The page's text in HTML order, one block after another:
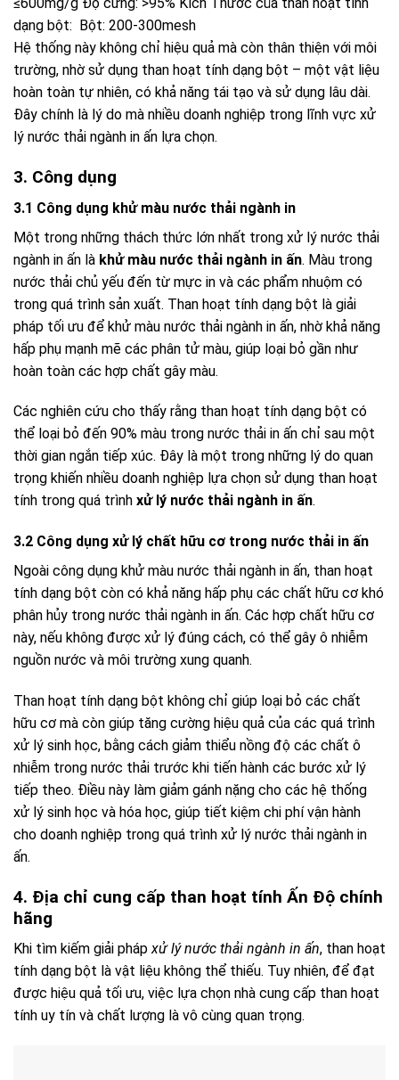
dạng bột: Bột: 200-300mesh
Hệ thống này không chỉ hiệu quả mà còn thân thiện với môi
trường, nhờ sử dụng than hoạt tính dạng bột – một vật liệu
hoàn toàn tự nhiên, có khả năng tái tạo và sử dụng lâu dài.
Đây chính là lý do mà nhiều doanh nghiệp trong lĩnh vực xử
lý nước thải ngành in ấn lựa chọn.
3. Công dụng
3.1 Công dụng khử màu nước thải ngành in
Một trong những thách thức lớn nhất trong xử lý nước thải
ngành in ấn là khử màu nước thải ngành in ấn. Màu trong
nước thải chủ yếu đến từ mực in và các phẩm nhuộm có
trong quá trình sản xuất. Than hoạt tính dạng bột là giải
pháp tối ưu để khử màu nước thải ngành in ấn, nhờ khả năng
hấp phụ mạnh mẽ các phân tử màu, giúp loại bỏ gần như
hoàn toàn các hợp chất gây màu.
Các nghiên cứu cho thấy rằng than hoạt tính dạng bột có
thể loại bỏ đến 90% màu trong nước thải in ấn chỉ sau một
thời gian ngắn tiếp xúc. Đây là một trong những lý do quan
trọng khiến nhiều doanh nghiệp lựa chọn sử dụng than hoạt
tính trong quá trình xử lý nước thải ngành in ấn.
3.2 Công dụng xử lý chất hữu cơ trong nước thải in ấn
Ngoài công dụng khử màu nước thải ngành in ấn, than hoạt
tính dạng bột còn có khả năng hấp phụ các chất hữu cơ khó
phân hủy trong nước thải ngành in ấn. Các hợp chất hữu cơ
này, nếu không được xử lý đúng cách, có thể gây ô nhiễm
nguồn nước và môi trường xung quanh.
Than hoạt tính dạng bột không chỉ giúp loại bỏ các chất
hữu cơ mà còn giúp tăng cường hiệu quả của các quá trình
xử lý sinh học, bằng cách giảm thiểu nồng độ các chất ô
nhiễm trong nước thải trước khi tiến hành các bước xử lý
tiếp theo. Điều này làm giảm gánh nặng cho các hệ thống
xử lý sinh học và hóa học, giúp tiết kiệm chi phí vận hành
cho doanh nghiệp trong quá trình xử lý nước thải ngành in
ấn.
4. Địa chỉ cung cấp than hoạt tính Ấn Độ chính
hãng
Khi tìm kiếm giải phápxử lý nước thải ngành in ấn, than hoạt
tính dạng bột là vật liệu không thể thiếu. Tuy nhiên, để đạt
được hiệu quả tối ưu, việc lựa chọn nhà cung cấp than hoạt
tính uy tín và chất lượng là vô cùng quan trọng.